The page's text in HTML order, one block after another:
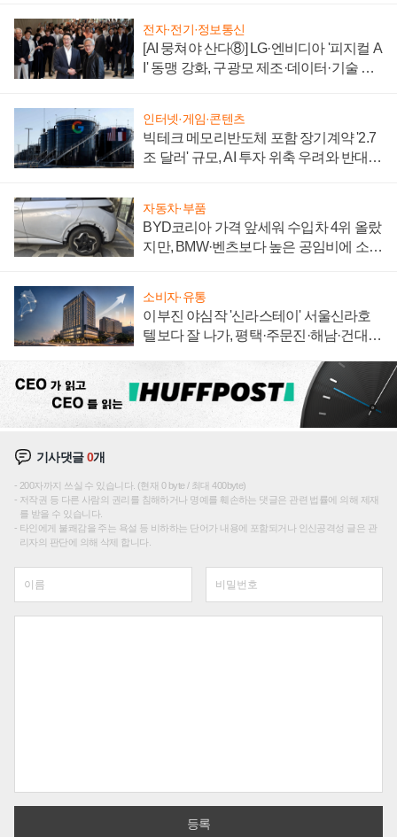
전자·전기·정보통신
[AI 뭉쳐야 산다⑧] LG·엔비디아 '피지컬 A
I' 동맹 강화, 구광모 제조·데이터·기술 결
인터넷·게임·콘텐츠
빅테크 메모리반도체 포함 장기계약 '2.7
조 달러' 규모, AI 투자 위축 우려와 반대
자동차·부품
BYD코리아 가격 앞세워 수입차 4위 올랐
지만, BMW·벤츠보다 높은 공임비에 소비
소비자·유통
이부진 야심작 '신라스테이' 서울신라호
텔보다 잘 나가, 평택·주문진·해남·건대로
기사댓글0개
200자까지 쓰실 수 있습니다. (현재 0 byte / 최대 400byte)
저작권 등 다른 사람의 권리를 침해하거나 명예를 훼손하는 댓글은 관련 법률에 의해 제재
를 받을 수 있습니다.
타인에게 불쾌감을 주는 욕설 등 비하하는 단어가 내용에 포함되거나 인신공격성 글은 관
리자의 판단에 의해 삭제 합니다.